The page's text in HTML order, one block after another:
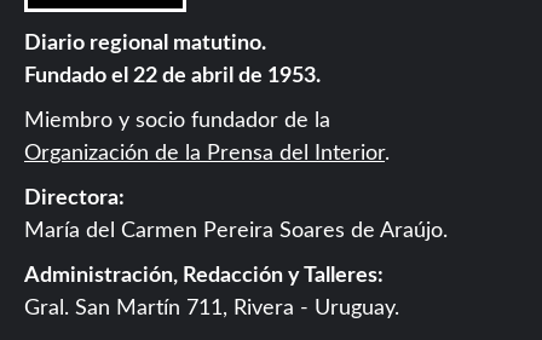
Diario regional matutino.
Fundado el 22 de abril de 1953.
Miembro y socio fundador de la
Organización de la Prensa del Interior.
Directora:
María del Carmen Pereira Soares de Araújo.
Administración, Redacción y Talleres:
Gral. San Martín 711, Rivera - Uruguay.